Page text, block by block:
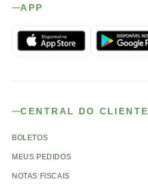
APP
CENTRAL DO CLIENTE
BOLETOS
MEUS PEDIDOS
NOTAS FISCAIS